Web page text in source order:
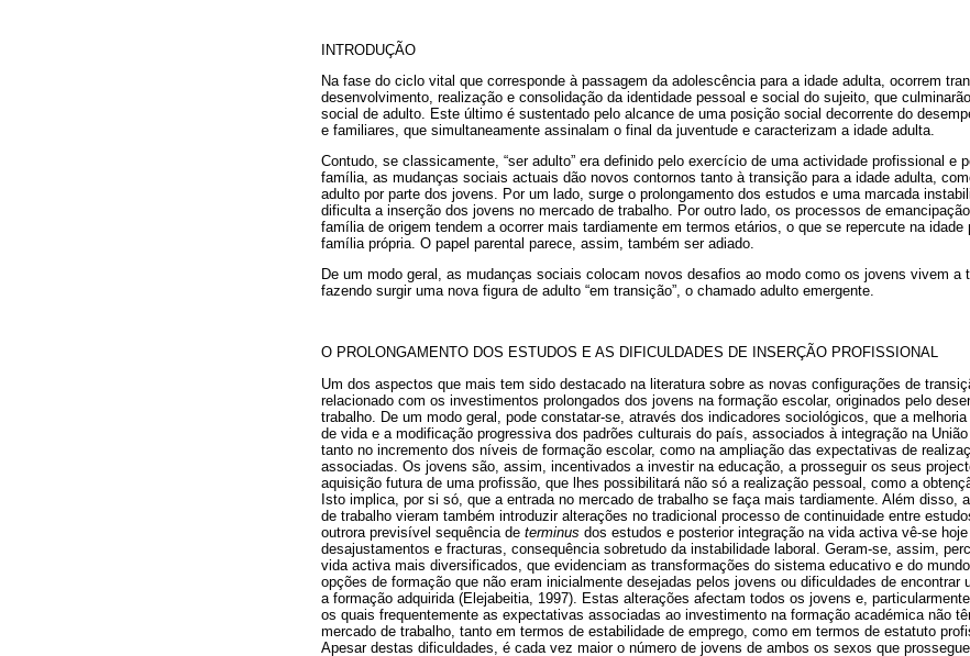
INTRODUÇÃO
Na fase do ciclo vital que corresponde à passagem da adolescência para a idade adulta, ocorrem
desenvolvimento, realização e consolidação da identidade pessoal e social do sujeito, que
social de adulto. Este último é sustentado pelo alcance de uma posição social decorrente do
e familiares, que simultaneamente assinalam o final da juventude e caracterizam a idade adulta.
Contudo, se classicamente, “ser adulto” era definido pelo exercício de uma actividade profissional e
família, as mudanças sociais actuais dão novos contornos tanto à transição para a idade adulta,
adulto por parte dos jovens. Por um lado, surge o prolongamento dos estudos e uma marcada
dificulta a inserção dos jovens no mercado de trabalho. Por outro lado, os processos de
família de origem tendem a ocorrer mais tardiamente em termos etários, o que se repercute na
família própria. O papel parental parece, assim, também ser adiado.
De um modo geral, as mudanças sociais colocam novos desafios ao modo como os jovens vivem a
fazendo surgir uma nova figura de adulto “em transição”, o chamado adulto emergente.
O PROLONGAMENTO DOS ESTUDOS E AS DIFICULDADES DE INSERÇÃO PROFISSIONAL
Um dos aspectos que mais tem sido destacado na literatura sobre as novas configurações de
relacionado com os investimentos prolongados dos jovens na formação escolar, originados pelo
trabalho. De um modo geral, pode constatar-se, através dos indicadores sociológicos, que a
de vida e a modificação progressiva dos padrões culturais do país, associados à integração na
tanto no incremento dos níveis de formação escolar, como na ampliação das expectativas de
associadas. Os jovens são, assim, incentivados a investir na educação, a prosseguir os seus
aquisição futura de uma profissão, que lhes possibilitará não só a realização pessoal, como a
Isto implica, por si só, que a entrada no mercado de trabalho se faça mais tardiamente. Além disso,
de trabalho vieram também introduzir alterações no tradicional processo de continuidade entre
outrora previsível sequência de terminus dos estudos e posterior integração na vida activa vê-se
desajustamentos e fracturas, consequência sobretudo da instabilidade laboral. Geram-se, assim,
vida activa mais diversificados, que evidenciam as transformações do sistema educativo e do
opções de formação que não eram inicialmente desejadas pelos jovens ou dificuldades de encontrar
a formação adquirida (Elejabeitia, 1997). Estas alterações afectam todos os jovens e,
os quais frequentemente as expectativas associadas ao investimento na formação académica não
mercado de trabalho, tanto em termos de estabilidade de emprego, como em termos de estatuto
Apesar destas dificuldades, é cada vez maior o número de jovens de ambos os sexos que